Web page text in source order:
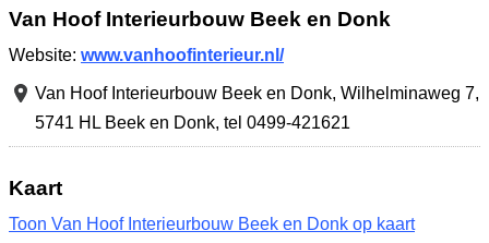
Van Hoof Interieurbouw Beek en Donk
Website: www.vanhoofinterieur.nl/
Van Hoof Interieurbouw Beek en Donk, Wilhelminaweg 7,
5741 HL Beek en Donk, tel 0499-421621
Kaart
Toon Van Hoof Interieurbouw Beek en Donk op kaart